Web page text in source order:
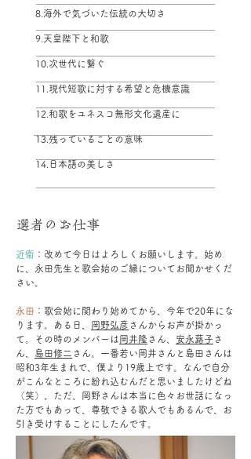
8.海外で気づいた伝統の大切さ
9.天皇陛下と和歌
10.次世代に繋ぐ
11.現代短歌に対する希望と危機意識
12.和歌をユネスコ無形文化遺産に
13.残っていることの意味
14.日本語の美しさ
選者のお仕事
近衞 ：改めて今日はよろしくお願いします。始め
に、永田先生と歌会始のご縁についてお聞かせくだ
さい。
永田 ：歌会始に関わり始めてから、今年で20年にな
ります。ある日、 岡野弘彦 さんからお声が掛かっ
て。その時のメンバーは岡井隆 さん、 安永蕗子 さ
ん、 島田修二 さん。一番若い岡井さんと島田さんは
昭和3年生まれで、僕より19歳上です。なんで自分
がこんなところに紛れ込むんだと思いましたけどね
（笑）。ただ、岡野さんは本当に色々お世話になっ
た方でもあって、尊敬できる歌人でもあるんで、お
引き受けすることにしたんです。